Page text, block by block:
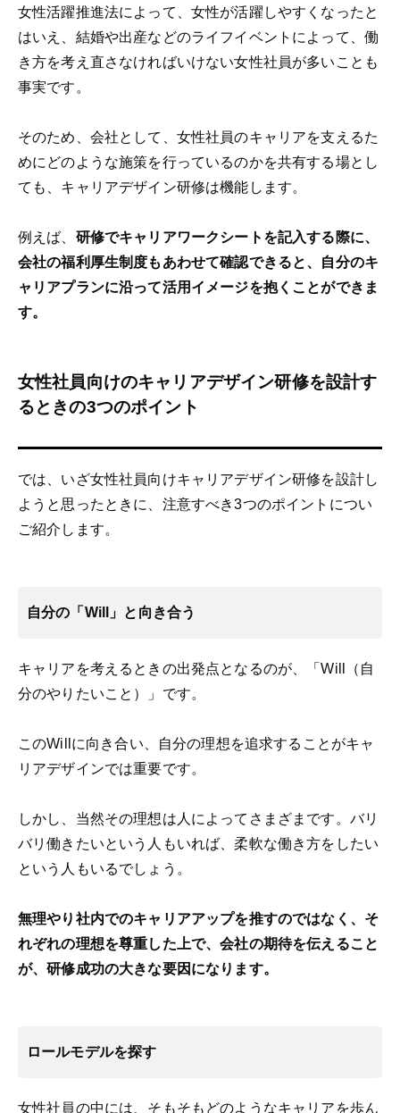
女性活躍推進法によって、女性が活躍しやすくなったと
はいえ、結婚や出産などのライフイベントによって、働
き方を考え直さなければいけない女性社員が多いことも
事実です。
そのため、会社として、女性社員のキャリアを支えるた
めにどのような施策を行っているのかを共有する場とし
ても、キャリアデザイン研修は機能します。
例えば、 研修でキャリアワークシートを記入する際に、
会社の福利厚生制度もあわせて確認できると、自分のキ
ャリアプランに沿って活用イメージを抱くことができま
す。
女性社員向けのキャリアデザイン研修を設計す
るときの3つのポイント
では、いざ女性社員向けキャリアデザイン研修を設計し
ようと思ったときに、注意すべき3つのポイントについ
ご紹介します。
自分の「Will」と向き合う
キャリアを考えるときの出発点となるのが、「Will（自
分のやりたいこと）」です。
このWillに向き合い、自分の理想を追求することがキャ
リアデザインでは重要です。
しかし、当然その理想は人によってさまざまです。バリ
バリ働きたいという人もいれば、柔軟な働き方をしたい
という人もいるでしょう。
無理やり社内でのキャリアアップを推すのではなく、そ
れぞれの理想を尊重した上で、会社の期待を伝えること
が、研修成功の大きな要因になります。
ロールモデルを探す
女性社員の中には、そもそもどのようなキャリアを歩ん